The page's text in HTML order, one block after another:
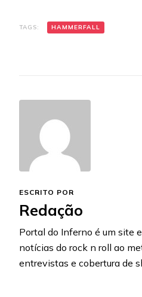
TAGS: HAMMERFALL
ESCRITO POR
Redação
Portal do Inferno é um site
notícias do rock n roll ao
entrevistas e cobertura de